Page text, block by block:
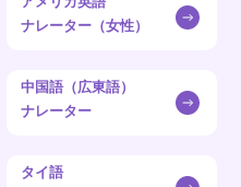
ナレーター（女性）
中国語（広東語）
ナレーター
タイ語